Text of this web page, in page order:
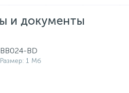
и документы
BB024-BD
Размер: 1 Мб